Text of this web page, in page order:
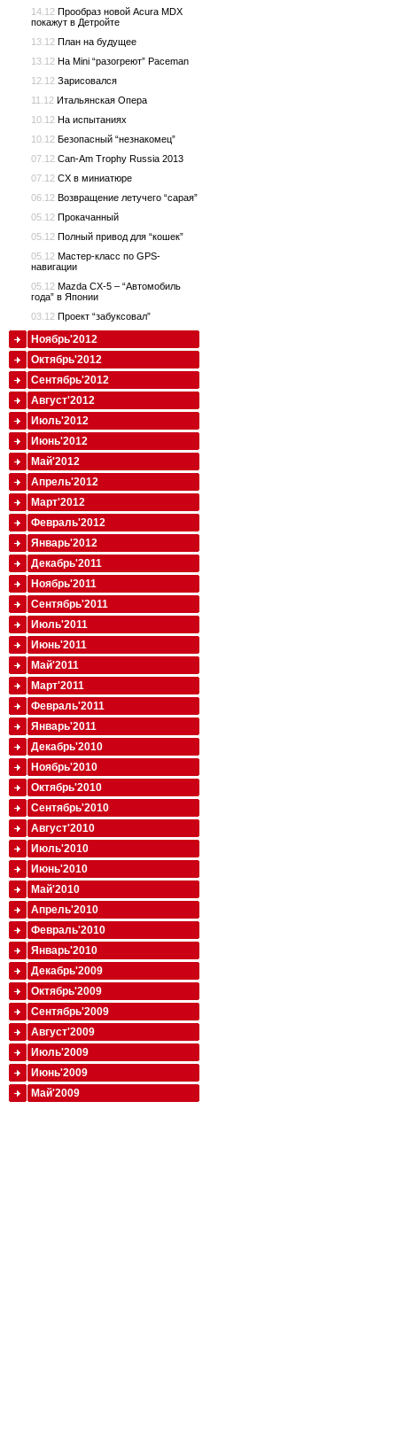
14.12 Прообраз новой Acura MDX
покажут в Детройте
13.12 План на будущее
13.12 На Mini “разогреют” Paceman
12.12 Зарисовался
11.12 Итальянская Опера
10.12 На испытаниях
10.12 Безопасный “незнакомец”
07.12 Can-Am Trophy Russia 2013
07.12 CX в миниатюре
06.12 Возвращение летучего “сарая”
05.12 Прокачанный
05.12 Полный привод для “кошек”
05.12 Мастер-класс по GPS-
навигации
05.12 Mazda CX-5 – “Автомобиль
года” в Японии
03.12 Проект “забуксовал”
Ноябрь'2012
Октябрь'2012
Сентябрь'2012
Август'2012
Июль'2012
Июнь'2012
Май'2012
Апрель'2012
Март'2012
Февраль'2012
Январь'2012
Декабрь'2011
Ноябрь'2011
Сентябрь'2011
Июль'2011
Июнь'2011
Май'2011
Март'2011
Февраль'2011
Январь'2011
Декабрь'2010
Ноябрь'2010
Октябрь'2010
Сентябрь'2010
Август'2010
Июль'2010
Июнь'2010
Май'2010
Апрель'2010
Февраль'2010
Январь'2010
Декабрь'2009
Октябрь'2009
Сентябрь'2009
Август'2009
Июль'2009
Июнь'2009
Май'2009